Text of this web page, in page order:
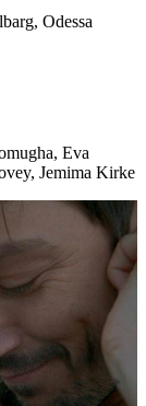
Odessa
Eva
Jemima Kirke